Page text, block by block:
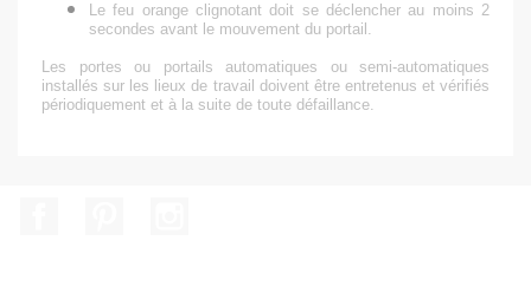
Lefeu orange clignotant doit se déclencher au moins 2
secondes avant le mouvement du portail.
Les portes ou portails automatiques ou semi-automatiques
installés sur les lieux de travail doivent être entretenus et vérifiés
périodiquement et à la suite de toute défaillance.